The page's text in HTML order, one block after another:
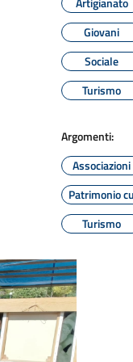
Giovani
Sociale
Turismo
Argomenti:
Associazioni
Patrimonio
Turismo